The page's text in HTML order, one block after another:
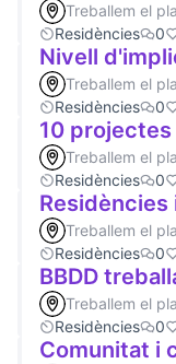
Treballem el
Residències
0
Nivell
Treballem el
Residències
0
10
Treballem el
Residències
0
Treballem el
Residències
0
BBDD
Treballem el
Residències
0
Comunitat i